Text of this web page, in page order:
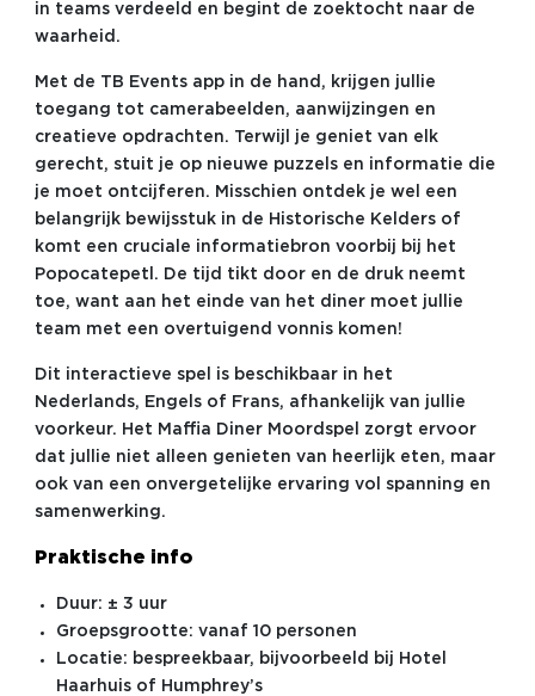
in teams verdeeld en begint de zoektocht naar de
waarheid.
Met de TB Events app in de hand, krijgen jullie
toegang tot camerabeelden, aanwijzingen en
creatieve opdrachten. Terwijl je geniet van elk
gerecht, stuit je op nieuwe puzzels en informatie die
je moet ontcijferen. Misschien ontdek je wel een
belangrijk bewijsstuk in de Historische Kelders of
komt een cruciale informatiebron voorbij bij het
Popocatepetl. De tijd tikt door en de druk neemt
toe, want aan het einde van het diner moet jullie
team met een overtuigend vonnis komen!
Dit interactieve spel is beschikbaar in het
Nederlands, Engels of Frans, afhankelijk van jullie
voorkeur. Het Maffia Diner Moordspel zorgt ervoor
dat jullie niet alleen genieten van heerlijk eten, maar
ook van een onvergetelijke ervaring vol spanning en
samenwerking.
Praktische info
Duur: ± 3 uur
Groepsgrootte: vanaf 10 personen
Locatie: bespreekbaar, bijvoorbeeld bij Hotel
Haarhuis of Humphrey’s